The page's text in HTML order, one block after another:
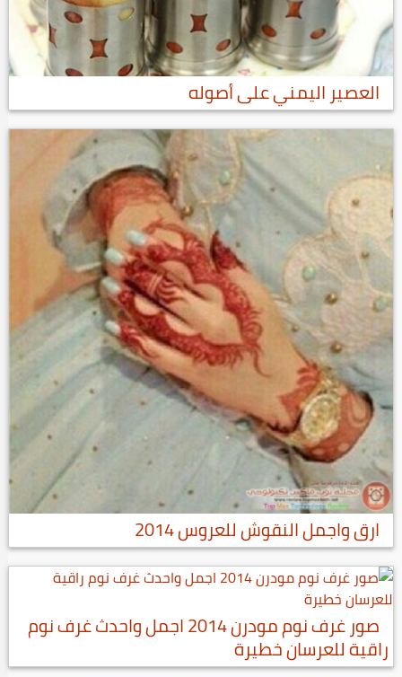
العصير اليمني على أصوله
ارق واجمل النقوش للعروس 2014
صور غرف نوم مودرن 2014 اجمل واحدث غرف نوم
راقية للعرسان خطيرة